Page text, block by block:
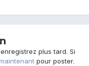
plus tard. Si
pour poster.